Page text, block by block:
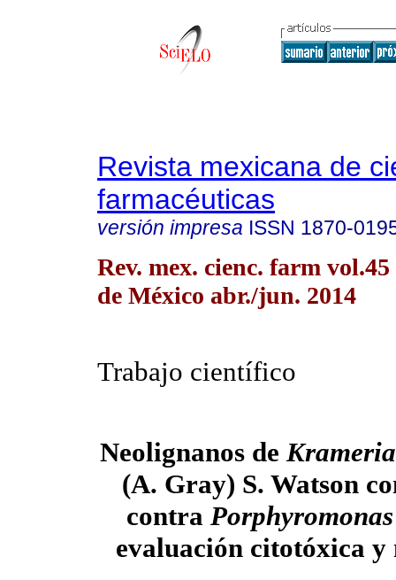
Revista mexicana de
farmacéuticas
versión impresa ISSN 1870-
Rev. mex. cienc. farm
de México abr./jun. 2014
Trabajo científico
Neolignanos de
(A. Gray) S. Watson
contra
evaluación citotóxica y